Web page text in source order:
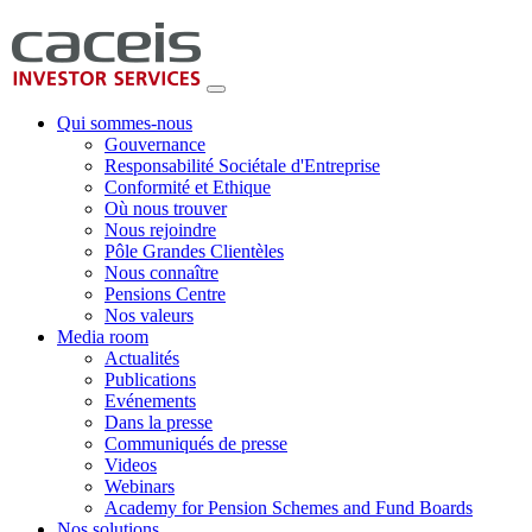
Qui sommes-nous
Gouvernance
Responsabilité Sociétale d'Entreprise
Conformité et Ethique
Où nous trouver
Nous rejoindre
Pôle Grandes Clientèles
Nous connaître
Pensions Centre
Nos valeurs
Media room
Actualités
Publications
Evénements
Dans la presse
Communiqués de presse
Videos
Webinars
Academy for Pension Schemes and Fund Boards